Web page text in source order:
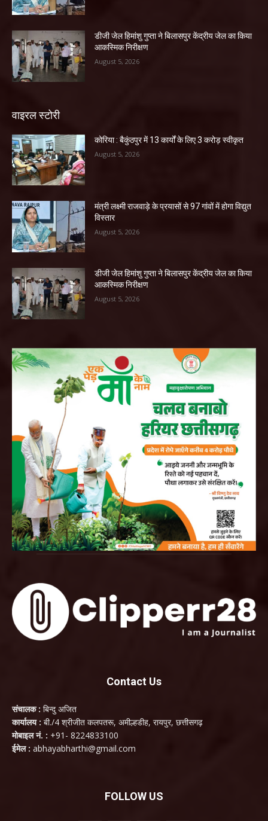
डीजी जेल हिमांशु गुप्ता ने बिलासपुर केंद्रीय जेल का किया
आकस्मिक निरीक्षण
August 5, 2026
वाइरल स्टोरी
कोरिया : बैकुंठपुर में 13 कार्यों के लिए 3 करोड़ स्वीकृत
August 5, 2026
मंत्री लक्ष्मी राजवाड़े के प्रयासों से 97 गांवों में होगा विद्युत
विस्तार
August 5, 2026
डीजी जेल हिमांशु गुप्ता ने बिलासपुर केंद्रीय जेल का किया
आकस्मिक निरीक्षण
August 5, 2026
Contact Us
संचालक : बिन्दु अजित
कार्यालय : बी./4 श्रीजीत कलपतरू, अमील्हडीह, रायपुर, छत्तीसगढ़
मोबाइल नं. : +91- 8224833100
ईमेल : abhayabharthi@gmail.com
FOLLOW US